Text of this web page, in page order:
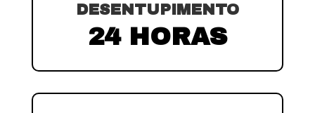
DESENTUPIMENTO
24 HORAS